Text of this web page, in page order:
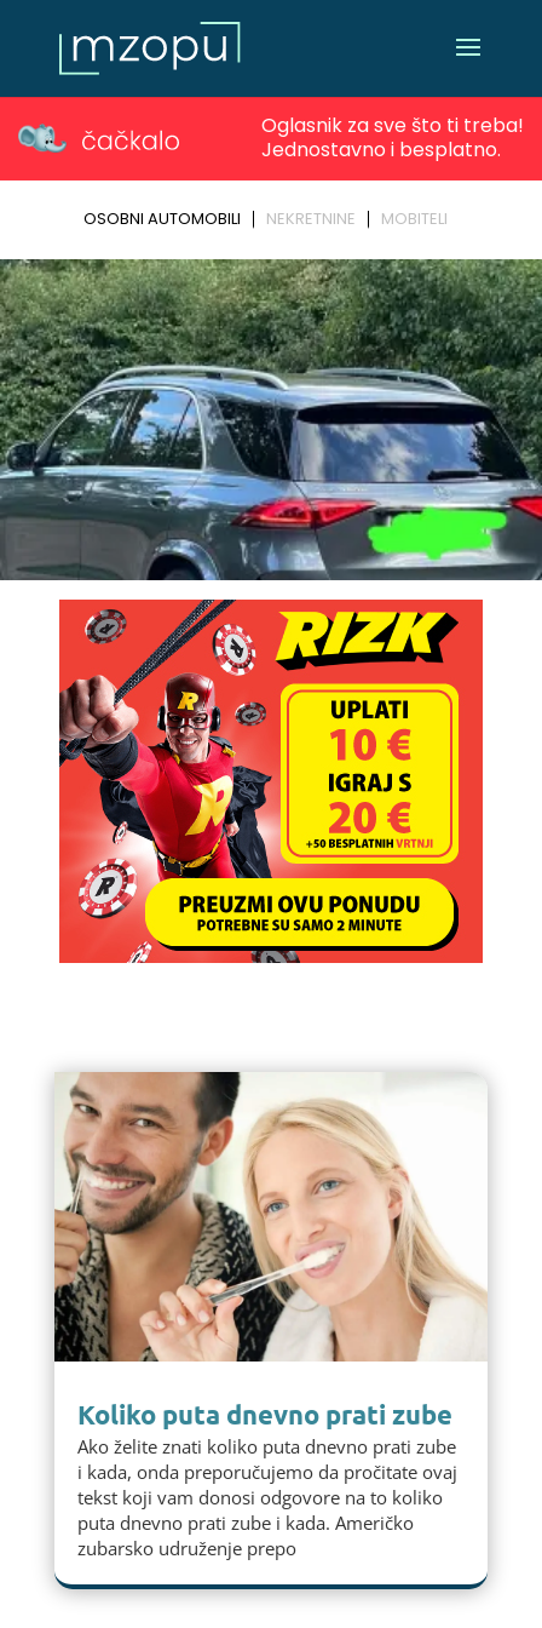
Koliko puta dnevno prati zube
Ako želite znati koliko puta dnevno prati zube
i kada, onda preporučujemo da pročitate ovaj
tekst koji vam donosi odgovore na to koliko
puta dnevno prati zube i kada. Američko
zubarsko udruženje prepo